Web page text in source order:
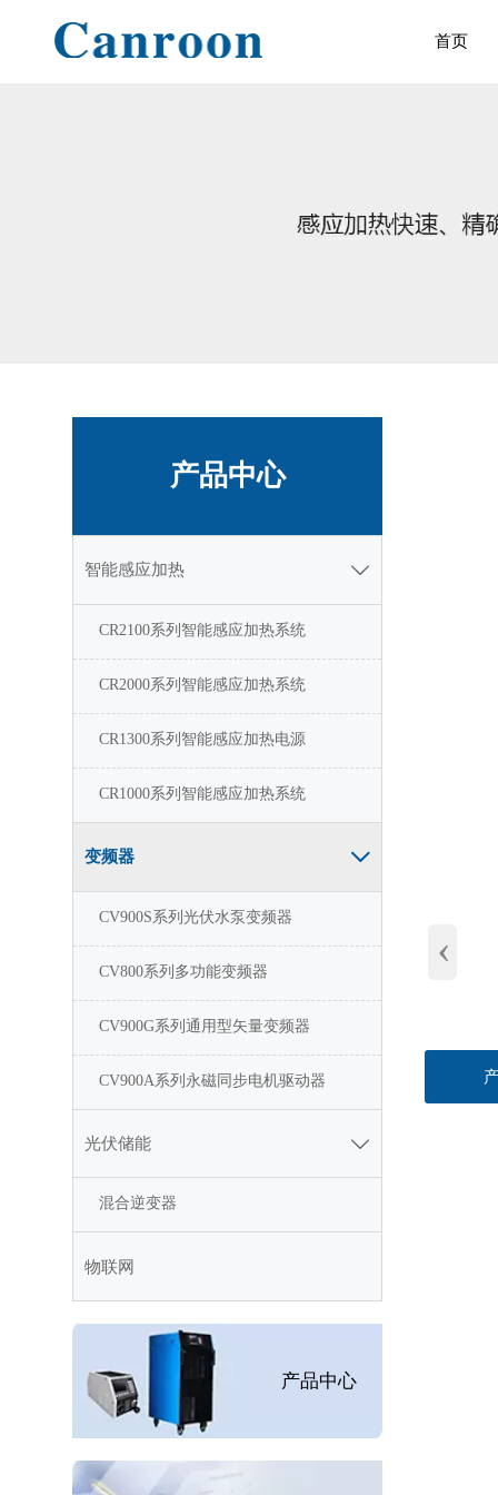
首页
产品中心
智能感应加热 
CR2100系列智能感应加热系统
CR2000系列智能感应加热系统
CR1300系列智能感应加热电源
CR1000系列智能感应加热系统
变频器 
CV900S系列光伏水泵变频器
CV800系列多功能变频器
CV900G系列通用型矢量变频器
CV900A系列永磁同步电机驱动器
光伏储能 
混合逆变器
物联网
产品中心
‹